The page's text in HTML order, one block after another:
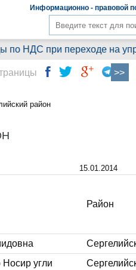
Информационно - правовой
при переходе на
район
15.01.2014
Район
угли